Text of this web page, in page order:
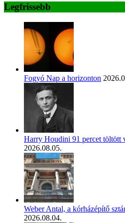
Legfrissebb
Fogyó Nap a horizonton
Harry Houdini 91 percet töltött
2026.08.05.
Weber Antal, a kórházépítő
2026.08.04.